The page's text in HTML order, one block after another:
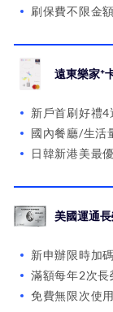
刷保費不限金
遠東樂家⁺
新戶首刷好禮
國內餐廳/生活
日韓新港美最
美國運通
新申辦限時加
滿額每年2次長
免費無限次使